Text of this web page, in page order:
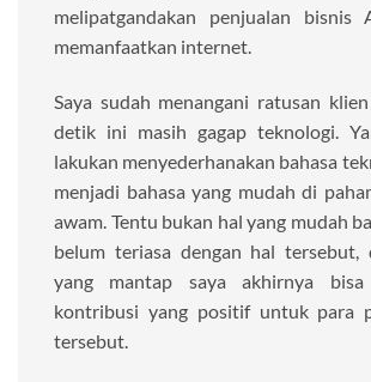
melipatgandakan penjualan bisnis
memanfaatkan internet.
Saya sudah menangani ratusan
detik ini masih gagap teknologi.
lakukan menyederhanakan bahasa
menjadi bahasa yang mudah di
awam. Tentu bukan hal yang mudah
belum teriasa dengan hal tersebut,
yang mantap saya akhirnya bisa
kontribusi yang positif untuk para
tersebut.